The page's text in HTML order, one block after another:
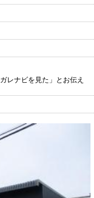
レナビを見た」とお伝え